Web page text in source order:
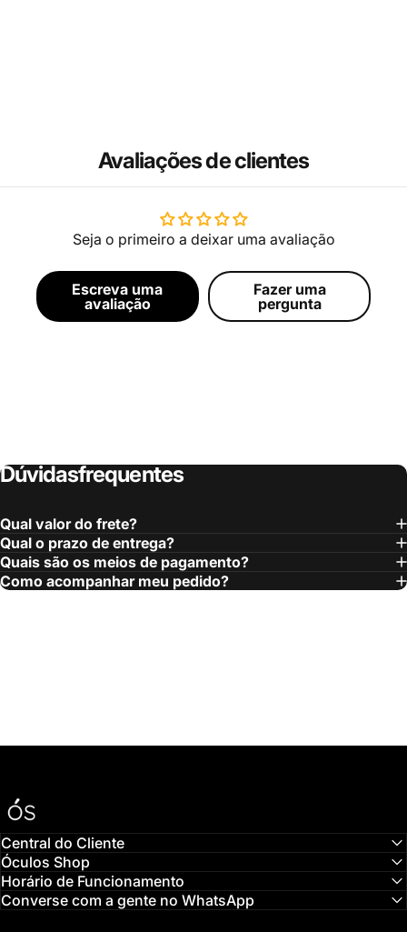
Avaliações de clientes
Seja o primeiro a deixar uma avaliação
Escreva uma
avaliação
Fazer uma
pergunta
Dúvidasfrequentes
Qual valor do frete?
Qual o prazo de entrega?
Quais são os meios de pagamento?
Como acompanhar meu pedido?
Óculos Shop
Central do Cliente
Óculos Shop
Horário de Funcionamento
Converse com a gente no WhatsApp